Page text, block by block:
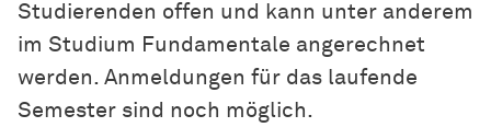
Studierenden offen und kann unter anderem
im Studium Fundamentale angerechnet
werden. Anmeldungen für das laufende
Semester sind noch möglich.